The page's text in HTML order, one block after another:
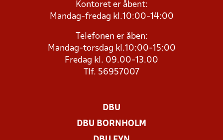
Kontoret er åbent:
Mandag-fredag kl.10:00-14:00
Telefonen er åben:
Mandag-torsdag kl.10:00-15:00
Fredag kl. 09.00-13.00
Tlf. 56957007
DBU
DBU BORNHOLM